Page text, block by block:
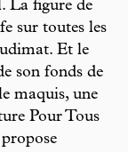
La figure de
sur toutes les
Et le
son fonds de
maquis, une
Pour Tous